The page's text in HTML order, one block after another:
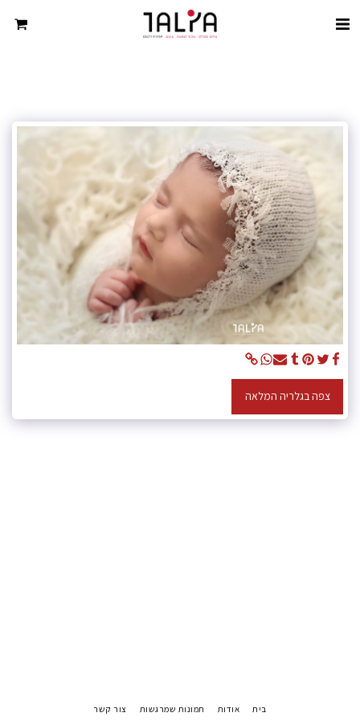
צפה בגלריה המלאה
בית אודות תמונות שמרגשות צור קשר